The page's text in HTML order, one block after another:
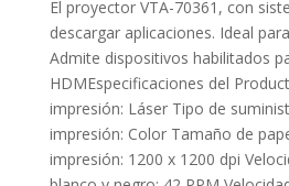
El proyector VTA-70361, con
descargar aplicaciones. Ideal
Admite dispositivos habilitados
HDMEspecificaciones del
impresión: Láser Tipo de
impresión: Color Tamaño de
impresión: 1200 x 1200 dpi